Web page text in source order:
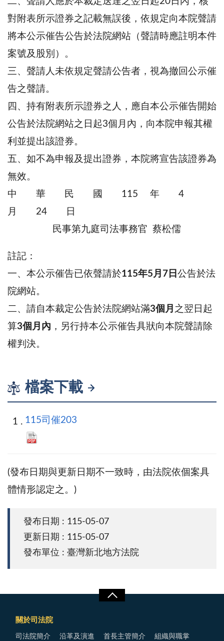
對附表所示證券之記載無誤後，依規定向本院聲請
將本公示催告公告於法院網站（聲請時應註明本件
案號及股別）。
三、聲請人未依規定聲請公告者，視為撤回公示催
告之聲請。
四、持有附表所示證券之人，應自本公示催告開始
公告於法院網站之日起3個月內，向本院申報其權
利並提出該證券。
五、如不為申報及提出證券，本院將宣告該證券為
無效。
中 華 民 國 115 年 4
月 24 日
民事第九庭司法事務官 蔡松儒
註記：
一、本公示催告已依聲請於115年5月7日 公告於法
院網站。
二、請自本裁定公告於法院網站滿3個月 之翌日起
算3個月內 ，另行持本公示催告具狀向本院聲請除
權判決。
檔案下載
115司催203
(發布日期與更新日期不一致時，由法院依個案具
體情形認定之。)
發布日期 : 115-05-07
更新日期 : 115-05-07
發布單位 : 臺灣新北地方法院
關於司法院
司法院簡介 沿革及演進 首長主管簡介 組織與職掌